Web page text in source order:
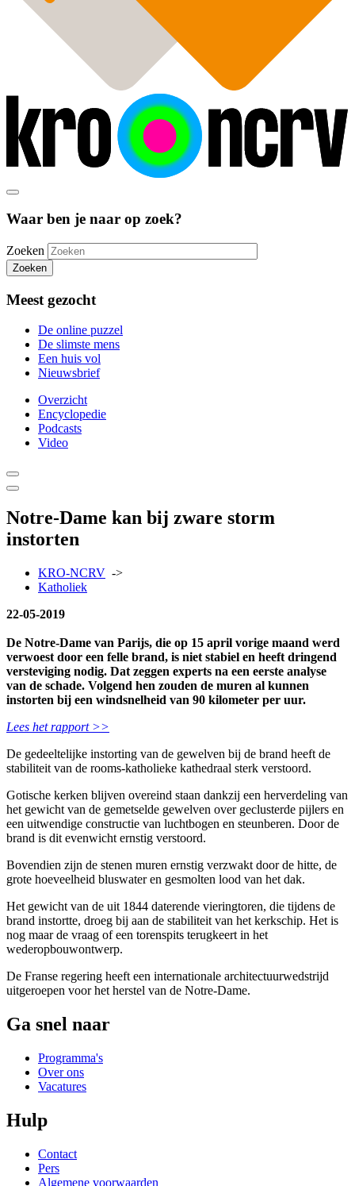
Waar ben je naar op zoek?
Zoeken
Zoeken
Meest gezocht
De online puzzel
De slimste mens
Een huis vol
Nieuwsbrief
Overzicht
Encyclopedie
Podcasts
Video
Notre-Dame kan bij zware storm
instorten
KRO-NCRV ->
Katholiek
22-05-2019
De Notre-Dame van Parijs, die op 15 april vorige maand werd
verwoest door een felle brand, is niet stabiel en heeft dringend
versteviging nodig. Dat zeggen experts na een eerste analyse
van de schade. Volgend hen zouden de muren al kunnen
instorten bij een windsnelheid van 90 kilometer per uur.
Lees het rapport >>
De gedeeltelijke instorting van de gewelven bij de brand heeft de
stabiliteit van de rooms-katholieke kathedraal sterk verstoord.
Gotische kerken blijven overeind staan dankzij een herverdeling van
het gewicht van de gemetselde gewelven over geclusterde pijlers en
een uitwendige constructie van luchtbogen en steunberen. Door de
brand is dit evenwicht ernstig verstoord.
Bovendien zijn de stenen muren ernstig verzwakt door de hitte, de
grote hoeveelheid bluswater en gesmolten lood van het dak.
Het gewicht van de uit 1844 daterende vieringtoren, die tijdens de
brand instortte, droeg bij aan de stabiliteit van het kerkschip. Het is
nog maar de vraag of een torenspits terugkeert in het
wederopbouwontwerp.
De Franse regering heeft een internationale architectuurwedstrijd
uitgeroepen voor het herstel van de Notre-Dame.
Ga snel naar
Programma's
Over ons
Vacatures
Hulp
Contact
Pers
Algemene voorwaarden